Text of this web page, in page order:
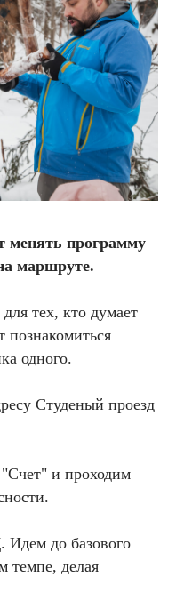
менять программу
маршруте.
тех, кто думает
познакомиться
одного.
Студеный проезд
и проходим
до базового
темпе, делая